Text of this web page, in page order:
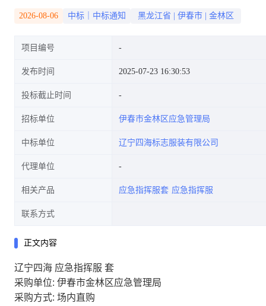
2026-08-06 中标｜中标通知 黑龙江省 伊春市 金林区
项目编号
发布时间 2025-07-23 16:30:53
投标截止时间
招标单位 伊春市金林区应急管理局
中标单位 辽宁四海标志服装有限公司
代理单位
相关产品 应急指挥服套 应急指挥服
联系方式
正文内容
辽宁四海 应急指挥服 套
采购单位: 伊春市金林区应急管理局
采购方式: 场内直购